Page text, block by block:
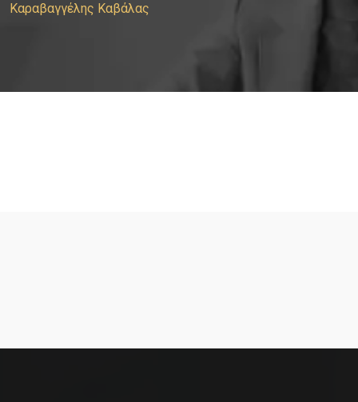
Καραβαγγέλης Καβάλας